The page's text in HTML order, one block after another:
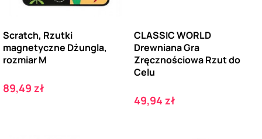
Scratch, Rzutki
magnetyczne Dżungla,
rozmiar M
Cena
89,49 zł
CLASSIC WORLD
Drewniana Gra
Zręcznościowa Rzut do
Celu
Cena
49,94 zł